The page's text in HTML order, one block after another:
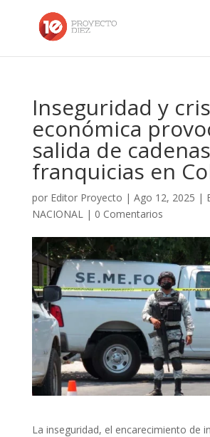
Inseguridad y
económica
salida de
franquicias en
por Editor Proyecto | Ago 12, 2025 |
NACIONAL| 0 Comentarios
La inseguridad, el encarecimiento de